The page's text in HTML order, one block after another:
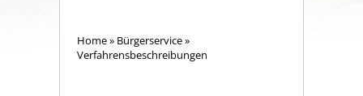
Home» Bürgerservice»
Verfahrensbeschreibungen